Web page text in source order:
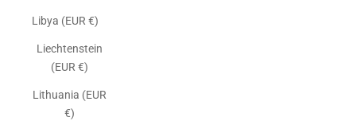
Libya (EUR €)
Liechtenstein
(EUR €)
Lithuania (EUR
€)